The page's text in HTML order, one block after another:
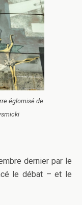
églomisé de
dernier par le
le débat – et le